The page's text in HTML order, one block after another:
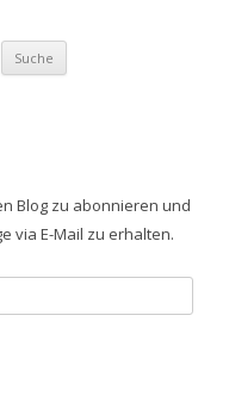
Blog zu abonnieren und
via E-Mail zu erhalten.